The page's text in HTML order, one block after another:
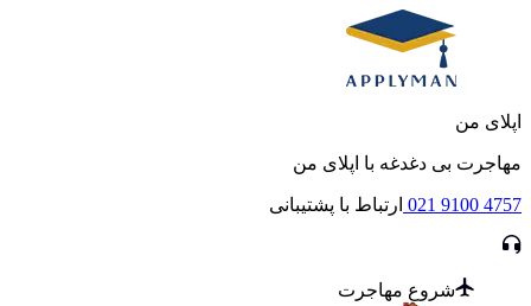
اپلای من
مهاجرت بی دغدغه با اپلای من
021 9100 4757 ارتباط با پشتیبانی
شروع مهاجرت